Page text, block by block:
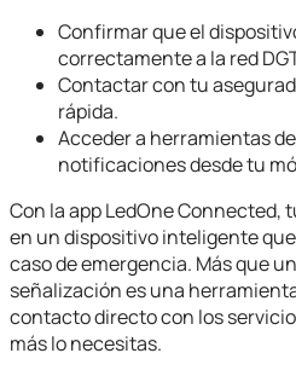
Confirmar que el
correctamente a la red
Contactar con tu
rápida.
Acceder a herramientas
notificaciones desde tu
Con la app LedOne Connected,
en un dispositivo inteligente
caso de emergencia. Más que
señalización es una
contacto directo con los
más lo necesitas.